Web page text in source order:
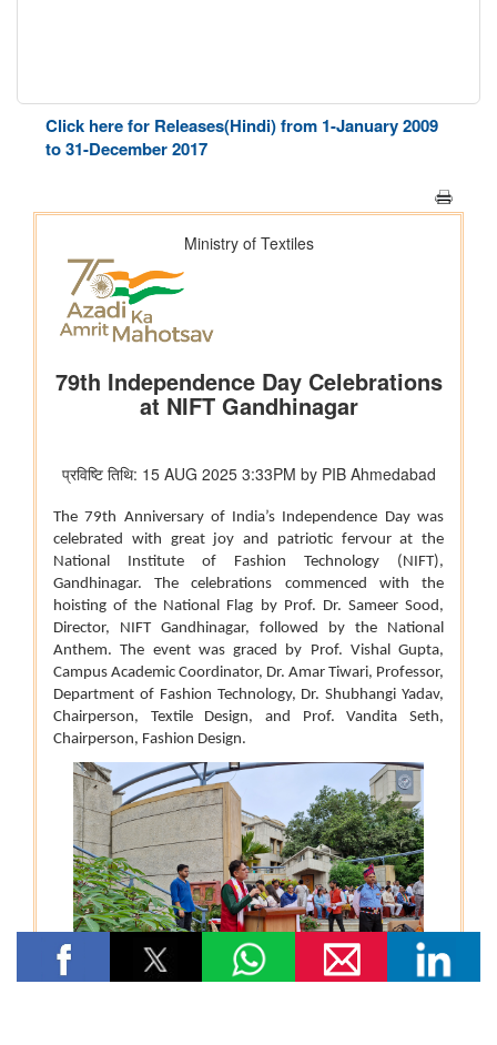
Click here for Releases(Hindi) from 1-January 2009
to 31-December 2017